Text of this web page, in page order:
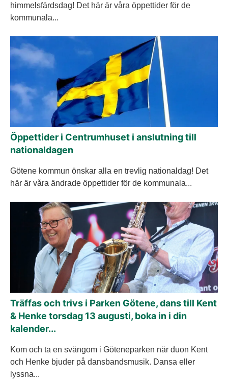
himmelsfärdsdag! Det här är våra öppettider för de
kommunala...
Öppettider i Centrumhuset i anslutning till
nationaldagen
Götene kommun önskar alla en trevlig nationaldag! Det
här är våra ändrade öppettider för de kommunala...
Träffas och trivs i Parken Götene, dans till Kent
& Henke torsdag 13 augusti, boka in i din
kalender...
Kom och ta en svängom i Göteneparken när duon Kent
och Henke bjuder på dansbandsmusik. Dansa eller
lyssna...